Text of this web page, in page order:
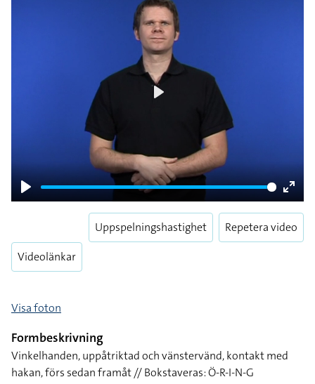
Play
Enter
Videolänkar
Uppspelningshastighet Repetera video
Visa foton
Formbeskrivning
Vinkelhanden, uppåtriktad och vänstervänd, kontakt med
hakan, förs sedan framåt // Bokstaveras: Ö-R-I-N-G